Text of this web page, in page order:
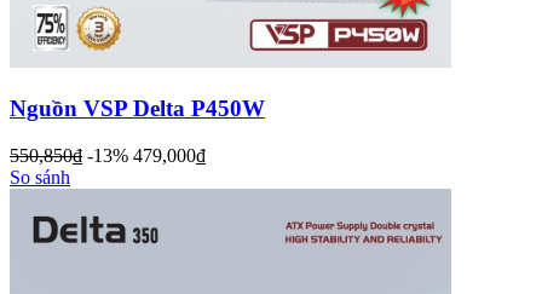
Nguồn VSP Delta P450W
550,850đ -13% 479,000đ
So sánh